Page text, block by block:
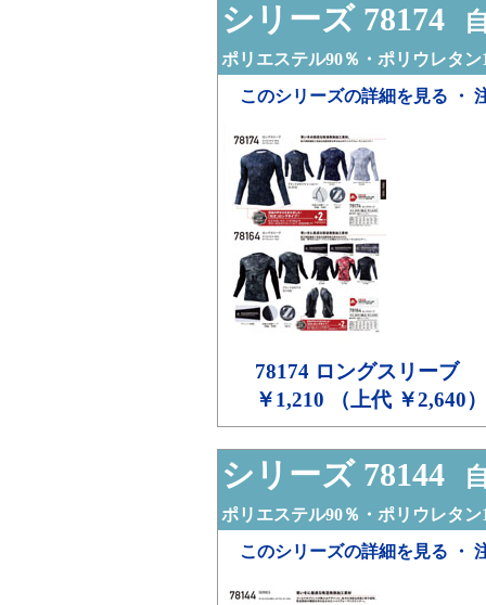
シリーズ 78174
ポリエステル90％・ポリウレタン
このシリーズの詳細を見る ・
78174 ロングスリーブ
￥1,210 （上代 ￥2,640）
シリーズ 78144
ポリエステル90％・ポリウレタン
このシリーズの詳細を見る ・